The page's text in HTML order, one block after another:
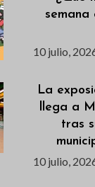
semana
10 julio,
La
llega a
tras
10 julio,